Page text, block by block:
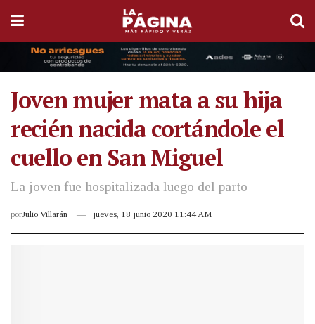
Joven mujer mata a su hija
recién nacida cortándole el
cuello en San Miguel
La joven fue hospitalizada luego del parto
porJulio Villarán jueves, 18 junio 2020 11:44 AM